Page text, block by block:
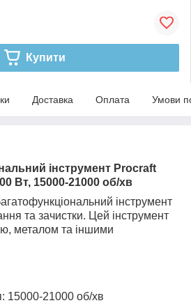
Купити
Доставка Оплата Умови
інструмент Procraft
Вт, 15000-21000 об/хв
інструмент
та зачистки. Цей інструмент
металом та іншими
15000-21000 об/хв